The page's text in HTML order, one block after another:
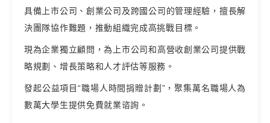
具備上市公司、創業公司及跨國公司的管理經驗，擅長解
決團隊協作難題，推動組織完成高挑戰目標。
現為企業獨立顧問，為上市公司和高營收創業公司提供戰
略規劃、增長策略和人才評估等服務。
發起公益項目“職場人時間捐贈計劃”，聚集萬名職場人為
數萬大學生提供免費就業谘詢。